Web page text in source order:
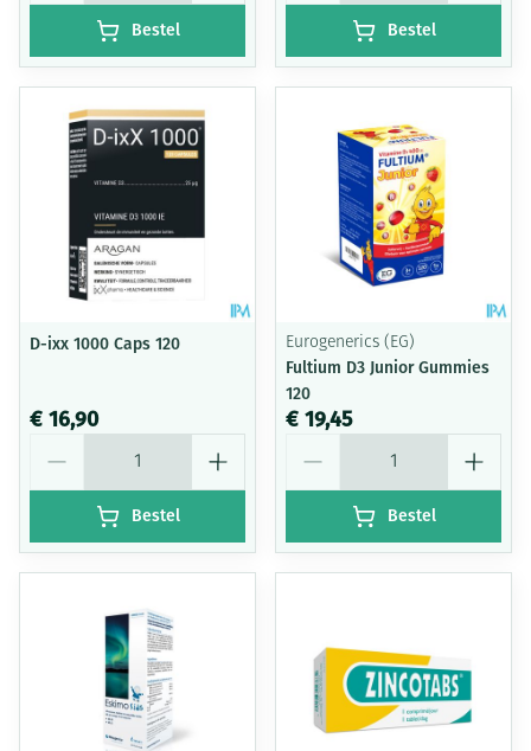
Bestel Bestel
D-ixx 1000 Caps 120
€ 16,90
Bestel
Eurogenerics (EG)
Fultium D3 Junior Gummies
120
€ 19,45
Bestel